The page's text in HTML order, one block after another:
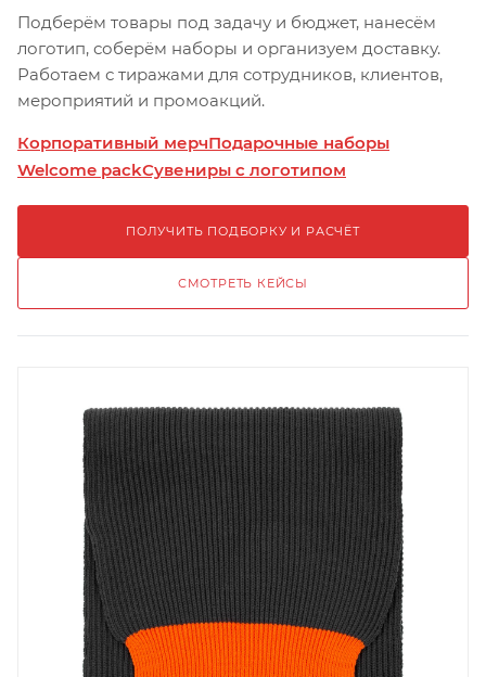
Подберём товары под задачу и бюджет, нанесём
логотип, соберём наборы и организуем доставку.
Работаем с тиражами для сотрудников, клиентов,
мероприятий и промоакций.
Корпоративный мерчПодарочные наборы
Welcome packСувениры с логотипом
ПОЛУЧИТЬ ПОДБОРКУ И РАСЧЁТ
СМОТРЕТЬ КЕЙСЫ